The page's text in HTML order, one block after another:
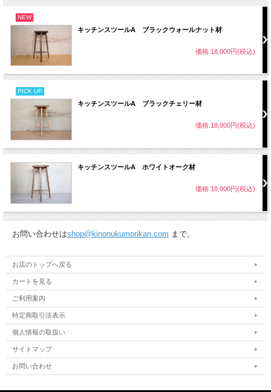
NEW
キッチンスツールA ブラックウォールナット材
価格:18,000円(税込)
PICK UP
キッチンスツールA ブラックチェリー材
価格:18,000円(税込)
キッチンスツールA ホワイトオーク材
価格:18,000円(税込)
お問い合わせはshop@kinonukumorikan.com まで。
お店のトップへ戻る
カートを見る
ご利用案内
特定商取引法表示
個人情報の取扱い
サイトマップ
お問い合わせ